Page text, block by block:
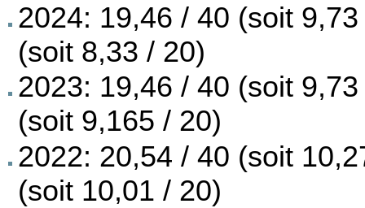
2024: 19,46 / 40 (soit
(soit 8,33 / 20)
2023: 19,46 / 40 (soit
(soit 9,165 / 20)
2022: 20,54 / 40 (soit
(soit 10,01 / 20)